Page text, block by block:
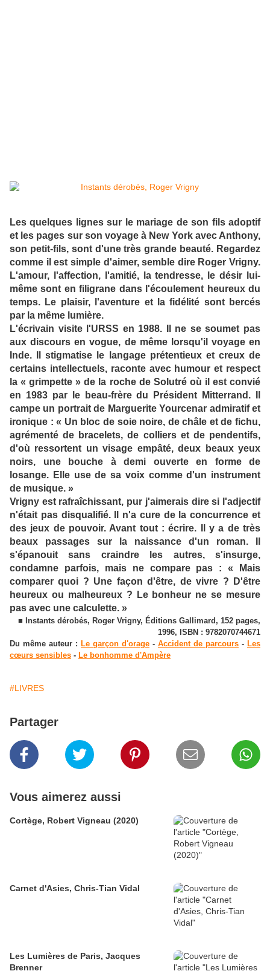
Les quelques lignes sur le mariage de son fils adoptif
et les pages sur son voyage à New York avec Anthony,
son petit-fils, sont d'une très grande beauté. Regardez
comme il est simple d'aimer, semble dire Roger Vrigny.
L'amour, l'affection, l'amitié, la tendresse, le désir lui-
même sont en filigrane dans l'écoulement heureux du
temps. Le plaisir, l'aventure et la fidélité sont bercés
par la même lumière.
L'écrivain visite l'URSS en 1988. Il ne se soumet pas
aux discours en vogue, de même lorsqu'il voyage en
Inde. Il stigmatise le langage prétentieux et creux de
certains intellectuels, raconte avec humour et respect
la « grimpette » de la roche de Solutré où il est convié
en 1983 par le beau-frère du Président Mitterrand. Il
campe un portrait de Marguerite Yourcenar admiratif et
ironique : « Un bloc de soie noire, de châle et de fichu,
agrémenté de bracelets, de colliers et de pendentifs,
d'où ressortent un visage empâté, deux beaux yeux
noirs, une bouche à demi ouverte en forme de
losange. Elle use de sa voix comme d'un instrument
de musique. »
Vrigny est rafraîchissant, pur j'aimerais dire si l'adjectif
n'était pas disqualifié. Il n'a cure de la concurrence et
des jeux de pouvoir. Avant tout : écrire. Il y a de très
beaux passages sur la naissance d'un roman. Il
s'épanouit sans craindre les autres, s'insurge,
condamne parfois, mais ne compare pas : « Mais
comparer quoi ? Une façon d'être, de vivre ? D'être
heureux ou malheureux ? Le bonheur ne se mesure
pas avec une calculette. »
■ Instants dérobés, Roger Vrigny, Éditions Gallimard, 152 pages,
1996, ISBN : 9782070744671
Du même auteur : Le garçon d'orage - Accident de parcours - Les
cœurs sensibles - Le bonhomme d'Ampère
#LIVRES
Partager
Vous aimerez aussi
Cortège, Robert Vigneau (2020)
Carnet d'Asies, Chris-Tian Vidal
Les Lumières de Paris, Jacques
Brenner